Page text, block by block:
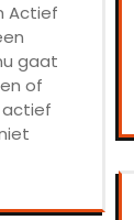
Actief
gaat
of
actief